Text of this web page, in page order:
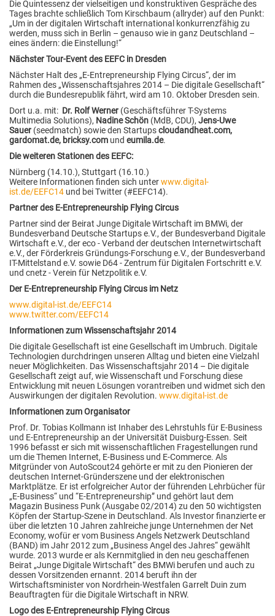
Die Quintessenz der vielseitigen und konstruktiven Gespräche des
Tages brachte schließlich Tom Kirschbaum (allryder) auf den Punkt:
„Um in der digitalen Wirtschaft international konkurrenzfähig zu
werden, muss sich in Berlin – genauso wie in ganz Deutschland –
eines ändern: die Einstellung!“
Nächster Tour-Event des EEFC in Dresden
Nächster Halt des „E-Entrepreneurship Flying Circus“, der im
Rahmen des „Wissenschaftsjahres 2014 – Die digitale Gesellschaft“
durch die Bundesrepublik fährt, wird am 10. Oktober Dresden sein.
Dort u.a. mit: Dr. Rolf Werner (Geschäftsführer T-Systems
Multimedia Solutions), Nadine Schön (MdB, CDU), Jens-Uwe
Sauer (seedmatch) sowie den Startupscloudandheat.com,
gardomat.de, bricksy.com und eumila.de.
Die weiteren Stationen des EEFC:
Nürnberg (14.10.), Stuttgart (16.10.)
Weitere Informationen finden sich unterwww.digital-
ist.de/EEFC14 und bei Twitter (#EEFC14).
Partner des E-Entrepreneurship Flying Circus
Partner sind der Beirat Junge Digitale Wirtschaft im BMWi, der
Bundesverband Deutsche Startups e.V., der Bundesverband Digitale
Wirtschaft e.V., der eco - Verband der deutschen Internetwirtschaft
e.V., der Förderkreis Gründungs-Forschung e.V., der Bundesverband
IT-Mittelstand e.V. sowie D64 - Zentrum für Digitalen Fortschritt e.V.
und cnetz - Verein für Netzpolitik e.V.
Der E-Entrepreneurship Flying Circus im Netz
www.digital-ist.de/EEFC14
www.twitter.com/EEFC14
Informationen zum Wissenschaftsjahr 2014
Die digitale Gesellschaft ist eine Gesellschaft im Umbruch. Digitale
Technologien durchdringen unseren Alltag und bieten eine Vielzahl
neuer Möglichkeiten. Das Wissenschaftsjahr 2014 – Die digitale
Gesellschaft zeigt auf, wie Wissenschaft und Forschung diese
Entwicklung mit neuen Lösungen vorantreiben und widmet sich den
Auswirkungen der digitalen Revolution. www.digital-ist.de
Informationen zum Organisator
Prof. Dr. Tobias Kollmann ist Inhaber des Lehrstuhls für E-Business
und E-Entrepreneurship an der Universität Duisburg-Essen. Seit
1996 befasst er sich mit wissenschaftlichen Fragestellungen rund
um die Themen Internet, E-Business und E-Commerce. Als
Mitgründer von AutoScout24 gehörte er mit zu den Pionieren der
deutschen Internet-Gründerszene und der elektronischen
Marktplätze. Er ist erfolgreicher Autor der führenden Lehrbücher für
„E-Business“ und “E-Entrepreneurship” und gehört laut dem
Magazin Business Punk (Ausgabe 02/2014) zu den 50 wichtigsten
Köpfen der Startup-Szene in Deutschland. Als Investor finanzierte er
über die letzten 10 Jahren zahlreiche junge Unternehmen der Net
Economy, wofür er vom Business Angels Netzwerk Deutschland
(BAND) im Jahr 2012 zum „Business Angel des Jahres“ gewählt
wurde. 2013 wurde er als Kernmitglied in den neu geschaffenen
Beirat „Junge Digitale Wirtschaft“ des BMWi berufen und auch zu
dessen Vorsitzenden ernannt. 2014 beruft ihn der
Wirtschaftsminister von Nordrhein-Westfalen Garrelt Duin zum
Beauftragten für die Digitale Wirtschaft in NRW.
Logo des E-Entrepreneurship Flying Circus